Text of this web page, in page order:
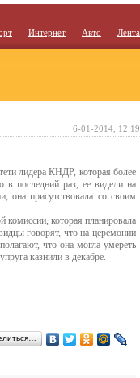
Интернет Авто Лента
лидера КНДР, которая более
в последний раз, ее видели на
она присутствовала со своим
комиссии, которая планировала
говорят, что на церемонии
что она могла умереть
казнили в декабре.
6-01-2014, 12:19